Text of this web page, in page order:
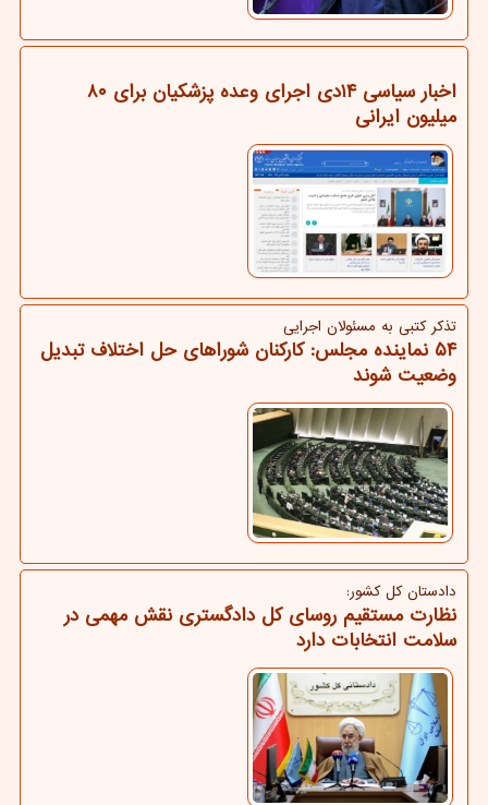
اخبار سیاسی ۱۴دی اجرای وعده پزشکیان برای ۸۰
میلیون ایرانی
تذكر كتبی به مسئولان اجرایی
۵۴ نماینده مجلس: کارکنان شوراهای حل اختلاف تبدیل
وضعیت شوند
دادستان کل کشور:
نظارت مستقیم روسای کل دادگستری نقش مهمی در
سلامت انتخابات دارد